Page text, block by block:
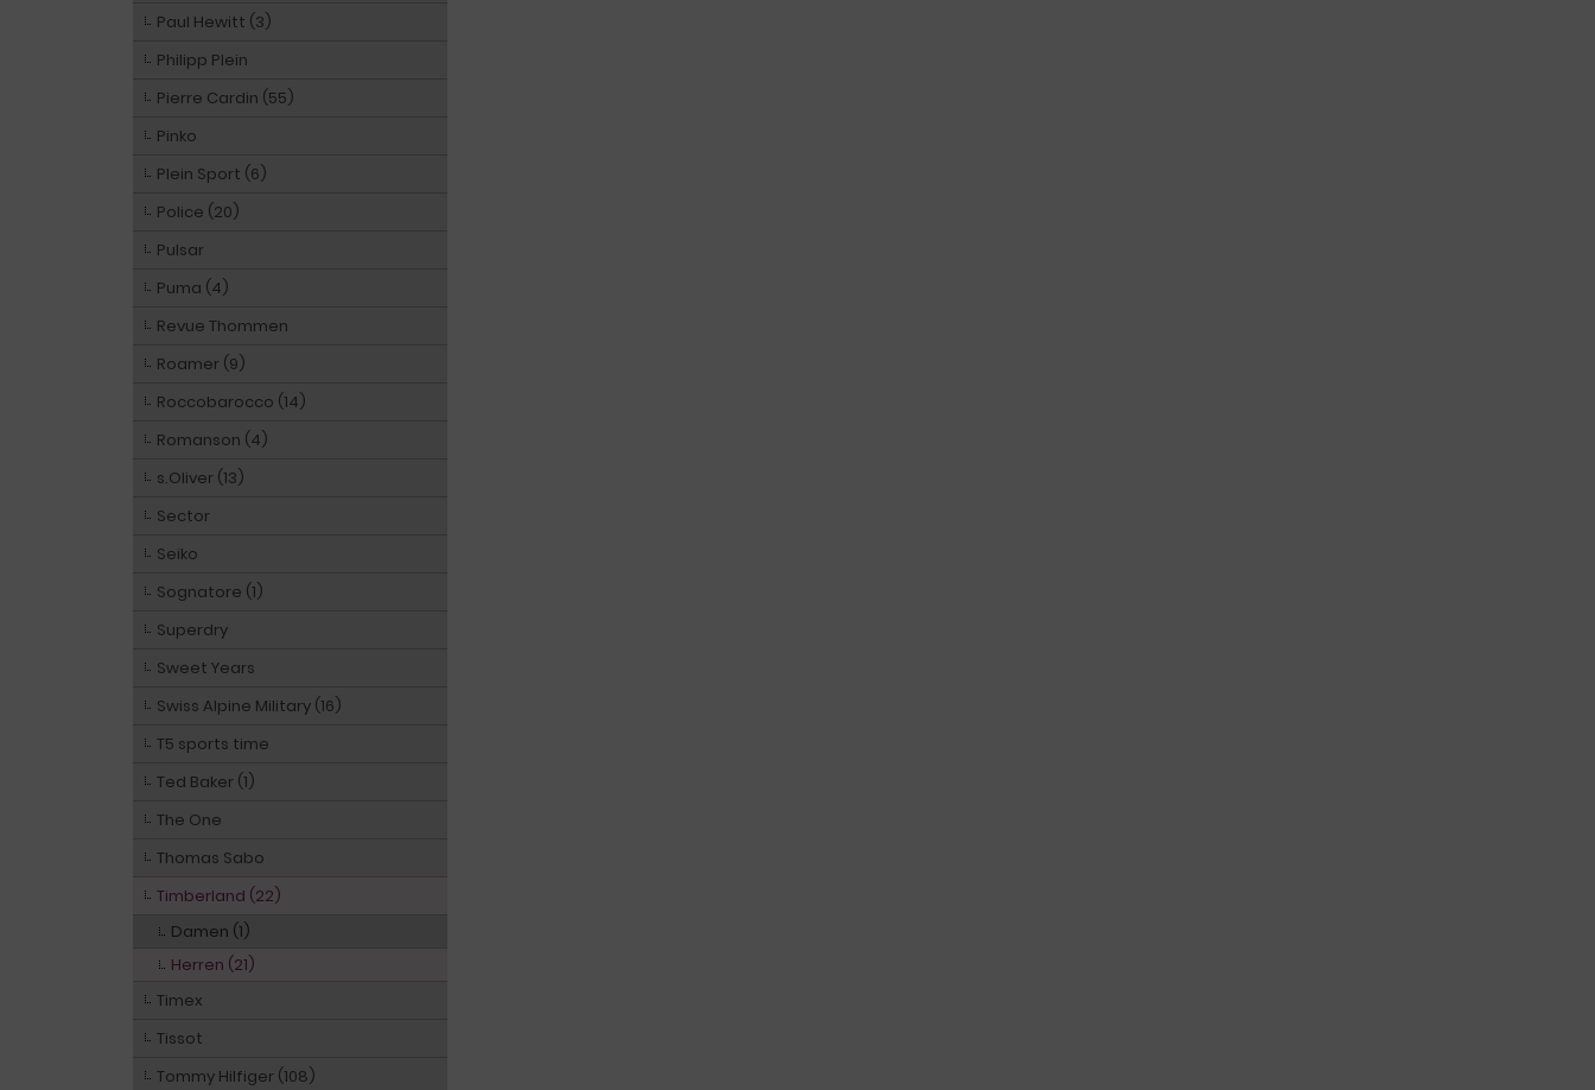
Paul Hewitt (3)
Philipp Plein
Pierre Cardin (55)
Pinko
Plein Sport (6)
Police (20)
Pulsar
Puma (4)
Revue Thommen
Roamer (9)
Roccobarocco (14)
Romanson (4)
s.Oliver (13)
Sector
Seiko
Sognatore (1)
Superdry
Sweet Years
Swiss Alpine Military (16)
T5 sports time
Ted Baker (1)
The One
Thomas Sabo
Timberland (22)
Damen (1)
Herren (21)
Timex
Tissot
Tommy Hilfiger (108)